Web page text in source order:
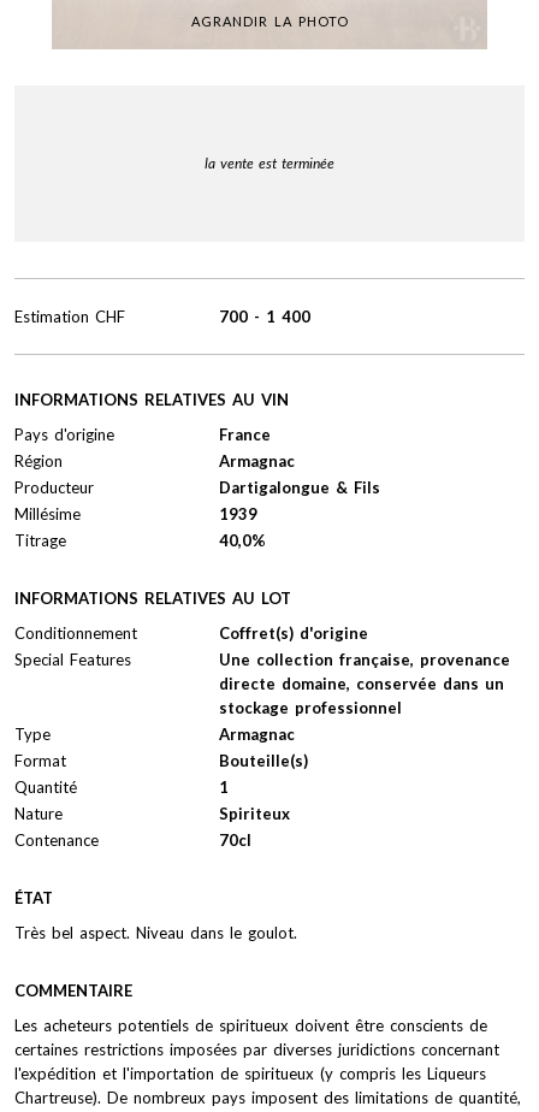
AGRANDIR LA PHOTO
la vente est terminée
INFORMATIONS RELATIVES AU VIN
Pays d'origine
France
Région
Armagnac
Producteur
Dartigalongue & Fils
Millésime
1939
Titrage
40,0%
INFORMATIONS RELATIVES AU LOT
Conditionnement
Coffret(s) d'origine
Special Features
Une collection française, provenance
directe domaine, conservée dans un
stockage professionnel
Type
Armagnac
Format
Bouteille(s)
Quantité
1
Nature
Spiriteux
Contenance
70cl
Estimation CHF 700 - 1 400
ÉTAT
Très bel aspect. Niveau dans le goulot.
COMMENTAIRE
Les acheteurs potentiels de spiritueux doivent être conscients de
certaines restrictions imposées par diverses juridictions concernant
l'expédition et l'importation de spiritueux (y compris les Liqueurs
Chartreuse). De nombreux pays imposent des limitations de quantité,